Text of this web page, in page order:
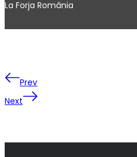
La Forja România
Prev
Next